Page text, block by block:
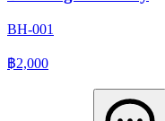
BH-001
฿2,000